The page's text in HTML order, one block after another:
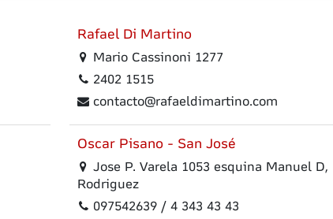
Rafael Di Martino
Mario Cassinoni 1277
2402 1515
contacto@rafaeldimartino.com
Oscar Pisano - San José
Jose P. Varela 1053 esquina Manuel D,
Rodriguez
097542639 / 4 343 43 43